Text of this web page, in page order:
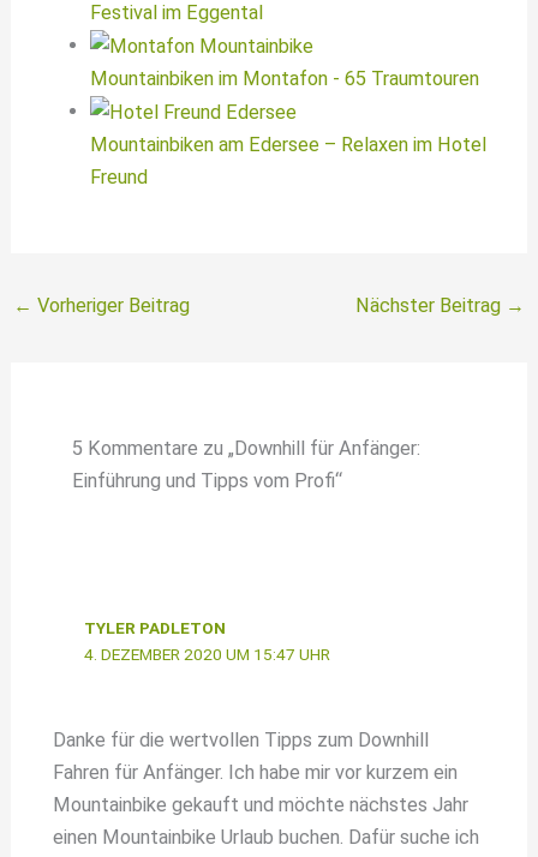
Festival im Eggental
Mountainbiken im Montafon - 65 Traumtouren
Mountainbiken am Edersee – Relaxen im Hotel
Freund
← Vorheriger Beitrag Nächster Beitrag →
5 Kommentare zu „Downhill für Anfänger:
Einführung und Tipps vom Profi“
TYLER PADLETON
4. DEZEMBER 2020 UM 15:47 UHR
Danke für die wertvollen Tipps zum Downhill
Fahren für Anfänger. Ich habe mir vor kurzem ein
Mountainbike gekauft und möchte nächstes Jahr
einen Mountainbike Urlaub buchen. Dafür suche ich